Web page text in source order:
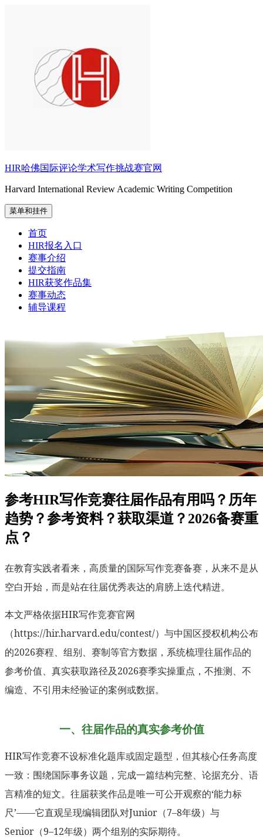
HIR哈佛国际评论学术写作挑战赛官网
Harvard International Review Academic Writing Competition
菜单和挂件
首页
HIR报名入口
赛事介绍
提交指南
HIR获奖作品集
赛事动态
辅导课程
参考HIR写作竞赛往届作品有用吗？历年
趋势？参考资料？获取渠道？2026备赛重
点？
在教育实践者看来，高质量的国际写作竞赛备赛，从来不是从
空白开始，而是站在往届优秀表达的肩膀上迭代精进。
本文严格依据HIR写作竞赛官网
（https://hir.harvard.edu/contest/）与中国区授权机构公布
的2026赛程、组别、赛制等官方数据，系统梳理往届作品的
参考价值、真实获取路径及2026赛季实操重点，不推测、不
编造、不引用未经验证的案例或数据。
一、往届作品的真实参考价值
HIR写作竞赛不设标准化题库或固定题型，但其核心任务高度
一致：围绕国际事务议题，完成一篇结构完整、论据充分、语
言精准的短文。往届获奖作品是唯一可公开观察的‘能力标
尺’——它直观呈现编辑团队对Junior（7–8年级）与
Senior（9–12年级）两个组别的实际期待。